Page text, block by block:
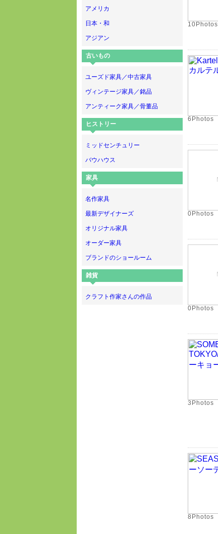
アメリカ
日本・和
アジアン
古いもの
ユーズド家具／中古家具
ヴィンテージ家具／銘品
アンティーク家具／骨董品
ヒストリー
ミッドセンチュリー
バウハウス
家具
名作家具
最新デザイナーズ
オリジナル家具
オーダー家具
ブランドのショールーム
雑貨
クラフト作家さんの作品
10Photos
6Photos
0Photos
0Photos
3Photos
8Photos